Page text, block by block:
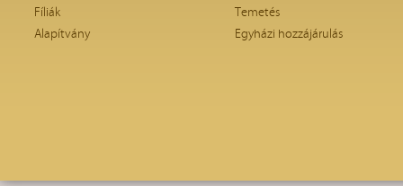
Fíliák
Alapítvány
Temetés
Egyházi hozzájárulás